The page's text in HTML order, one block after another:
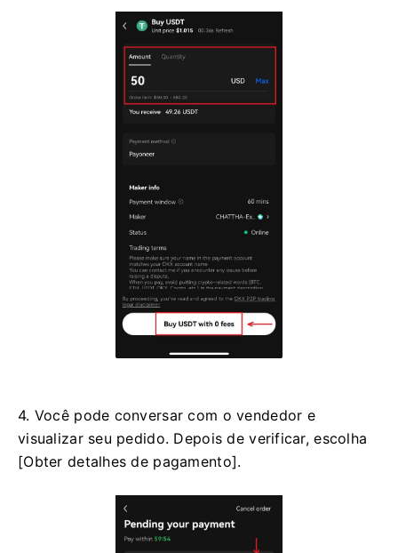
criptografia mantida anteriormente quando o
cronômetro chegar a zero se o pagamento não
tiver sido marcado como concluído.
4. Você pode conversar com o vendedor e
visualizar seu pedido. Depois de verificar, escolha
[Obter detalhes de pagamento].